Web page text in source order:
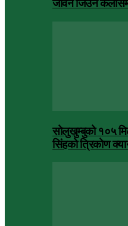
जीवन जिउने
सोलुखुम्बुको १०५
सिंहको त्रिकोण